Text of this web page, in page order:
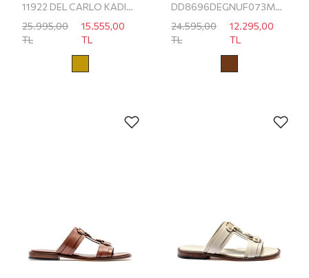
11922 DEL CARLO KADIN TOPUKLU TERLİK
25.995,00
TL
15.555,00
TL
DD8696DEGNUF073MM03 DOUCAL'S KADIN TERLİK
24.595,00
TL
12.295,00
TL